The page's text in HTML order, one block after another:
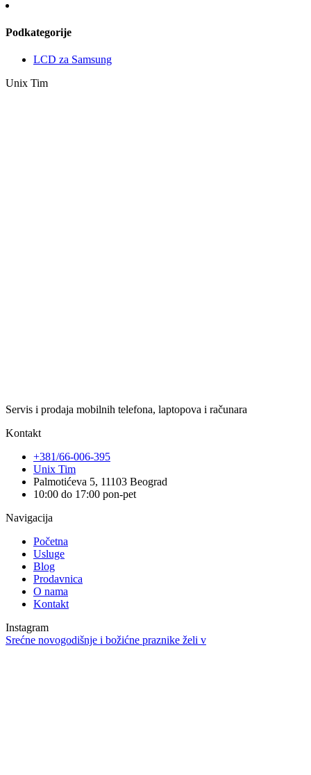
Podkategorije
LCD za Samsung
Unix Tim
Servis i prodaja mobilnih telefona, laptopova i računara
Kontakt
+381/66-006-395
Unix Tim
Palmotićeva 5, 11103 Beograd
10:00 do 17:00 pon-pet
Navigacija
Početna
Usluge
Blog
Prodavnica
O nama
Kontakt
Instagram
Srećne novogodišnje i božićne praznike želi v